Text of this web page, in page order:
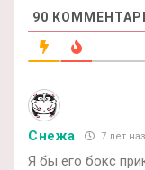
90
Снежа 7 лет
Я бы его бокс